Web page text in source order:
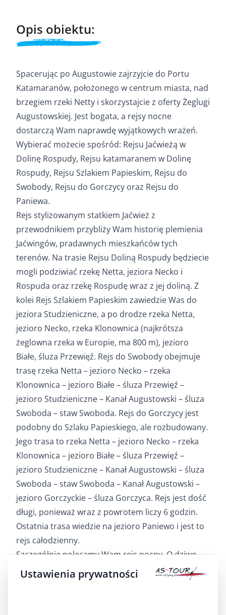
Opis obiektu:
Spacerując po Augustowie zajrzyjcie do Portu
Katamaranów, położonego w centrum miasta, nad
brzegiem rzeki Netty i skorzystajcie z oferty Żeglugi
Augustowskiej. Jest bogata, a rejsy nocne
dostarczą Wam naprawdę wyjątkowych wrażeń.
Wybierać możecie spośród: Rejsu Jaćwieżą w
Dolinę Rospudy, Rejsu katamaranem w Dolinę
Rospudy, Rejsu Szlakiem Papieskim, Rejsu do
Swobody, Rejsu do Gorczycy oraz Rejsu do
Paniewa.
Rejs stylizowanym statkiem Jaćwież z
przewodnikiem przybliży Wam historię plemienia
Jaćwingów, pradawnych mieszkańców tych
terenów. Na trasie Rejsu Doliną Rospudy będziecie
mogli podziwiać rzekę Netta, jeziora Necko i
Rospuda oraz rzekę Rospudę wraz z jej doliną. Z
kolei Rejs Szlakiem Papieskim zawiedzie Was do
jeziora Studzieniczne, a po drodze rzeka Netta,
jezioro Necko, rzeka Klonownica (najkrótsza
żeglowna rzeka w Europie, ma 800 m), jezioro
Białe, śluza Przewięź. Rejs do Swobody obejmuje
trasę rzeka Netta – jezioro Necko – rzeka
Klonownica – jezioro Białe – śluza Przewięź –
jezioro Studzieniczne – Kanał Augustowski – śluza
Swoboda – staw Swoboda. Rejs do Gorczycy jest
podobny do Szlaku Papieskiego, ale rozbudowany.
Jego trasa to rzeka Netta – jezioro Necko – rzeka
Klonownica – jezioro Białe – śluza Przewięź –
jezioro Studzieniczne – Kanał Augustowski – śluza
Swoboda – staw Swoboda – Kanał Augustowski –
jezioro Gorczyckie – śluza Gorczyca. Rejs jest dość
długi, ponieważ wraz z powrotem liczy 6 godzin.
Ostatnia trasa wiedzie na jezioro Paniewo i jest to
rejs całodzienny.
Szczególnie polecamy Wam rejs nocny. O dziwo,
wcale nie cichy. Przyroda i wtedy potrafi być głośna
tak, że aż dudni w uszach. Jeśli nie boicie się
Ustawienia prywatności